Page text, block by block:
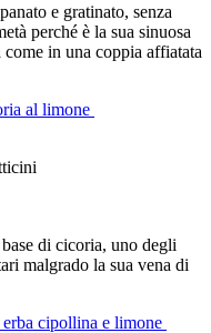
e gratinato, senza
perché è la sua sinuosa
in una coppia affiatata
al limone
di cicoria, uno degli
malgrado la sua vena di
cipollina e limone